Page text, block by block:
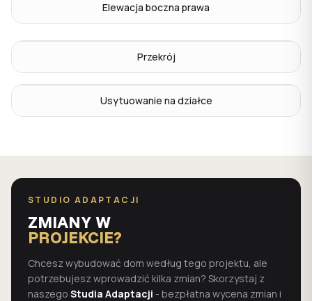
Elewacja boczna prawa
Przekrój
Usytuowanie na działce
STUDIO ADAPTACJI
ZMIANY W
PROJEKCIE?
Chcesz wybudować dom według tego projektu, ale
potrzebujesz wprowadzić kilka zmian? Skorzystaj z
naszego Studia Adaptacji - bezpłatna wycena zmian i